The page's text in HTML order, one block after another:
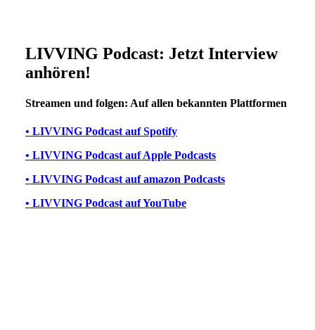
LIVVING Podcast: Jetzt Interview
anhören!
Streamen und folgen: Auf allen bekannten Plattformen
• LIVVING Podcast auf Spotify
• LIVVING Podcast auf Apple Podcasts
• LIVVING Podcast auf amazon Podcasts
• LIVVING Podcast auf YouTube